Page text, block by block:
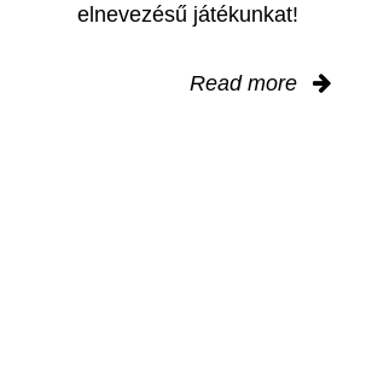
elnevezésű játékunkat!
Read more